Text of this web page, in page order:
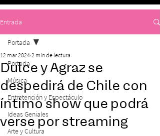
Entrada
Portada
Música
Entretención y Espectáculo
Ideas Geniales
Arte y Cultura
Portada
Dulce y Agraz se
despedirá de Chile con
íntimo show que podrá
verse por streaming
12 mar 2024 2 min de lectura